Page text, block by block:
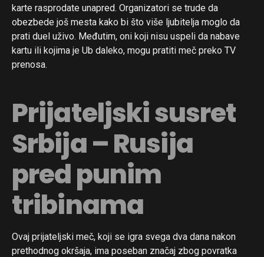
karte rasprodate unapred. Organizatori se trude da
obezbede još mesta kako bi što više ljubitelja moglo da
prati duel uživo. Međutim, oni koji nisu uspeli da nabave
kartu ili kojima je Ub daleko, mogu pratiti meč preko TV
prenosa.
Prijateljski susret
Srbija – Rusija
pred punim
tribinama
Ovaj prijateljski meč, koji se igra svega dva dana nakon
prethodnog okršaja, ima poseban značaj zbog povratka